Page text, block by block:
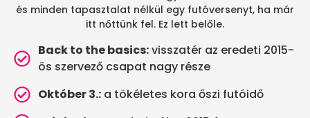
és minden tapasztalat nélkül egy futóversenyt, ha már
itt nőttünk fel. Ez lett belőle.
Back to the basics:visszatér az eredeti 2015-
ös szervező csapat nagy része
Október 3.: a tökéletes kora őszi futóidő